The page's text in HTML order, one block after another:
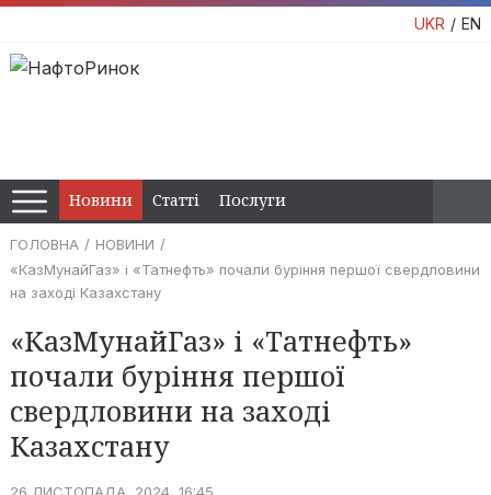
UKR EN
Новини Статті Послуги
ГОЛОВНА
НОВИНИ
«КазМунайГаз» і «Татнефть» почали буріння першої свердловини
на заході Казахстану
«КазМунайГаз» і «Татнефть»
почали буріння першої
свердловини на заході
Казахстану